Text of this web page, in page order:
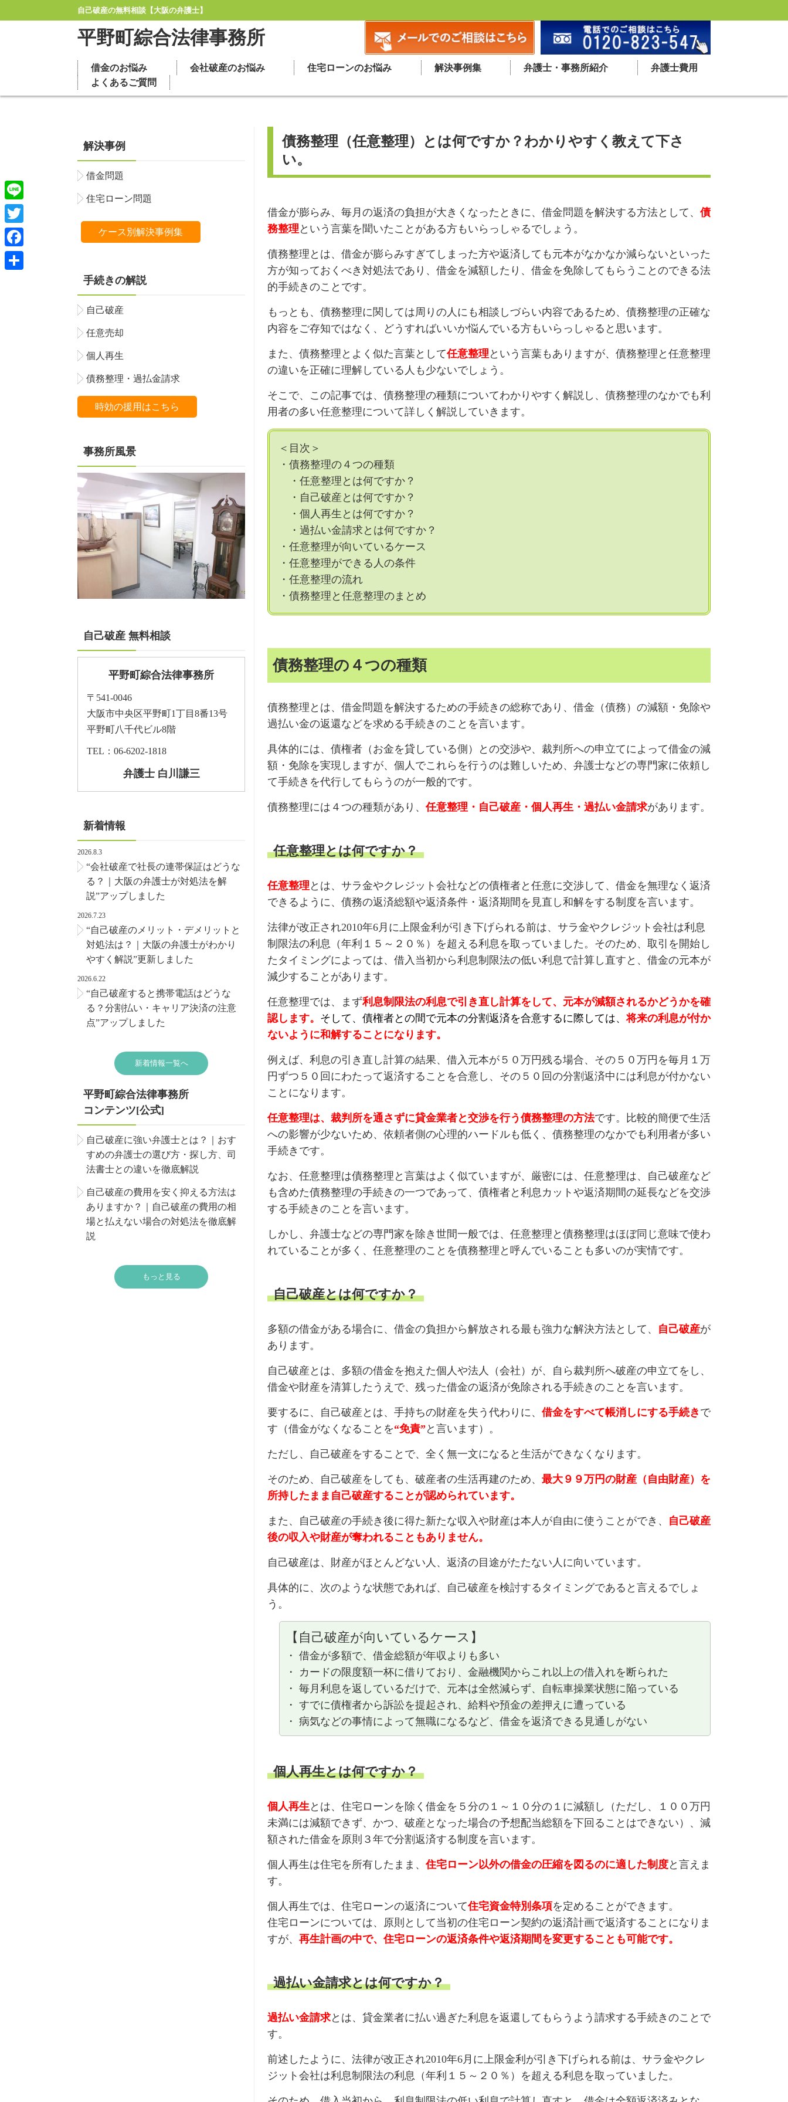
自己破産の無料相談【大阪の弁護士】
平野町綜合法律事務所
借金のお悩み 会社破産のお悩み 住宅ローンのお悩み 解決事例集 弁護士・事務所紹介
弁護士費用
よくあるご質問
債務整理（任意整理）とは何ですか？わかりやすく教えて下さ
い。
借金が膨らみ、毎月の返済の負担が大きくなったときに、借金問題を解決する方法として、 債
務整理 という言葉を聞いたことがある方もいらっしゃるでしょう。
債務整理とは、借金が膨らみすぎてしまった方や返済しても元本がなかなか減らないといった
方が知っておくべき対処法であり、借金を減額したり、借金を免除してもらうことのできる法
的手続きのことです。
もっとも、債務整理に関しては周りの人にも相談しづらい内容であるため、債務整理の正確な
内容をご存知ではなく、どうすればいいか悩んでいる方もいらっしゃると思います。
また、債務整理とよく似た言葉として任意整理 という言葉もありますが、債務整理と任意整理
の違いを正確に理解している人も少ないでしょう。
そこで、この記事では、債務整理の種類についてわかりやすく解説し、債務整理のなかでも利
用者の多い任意整理について詳しく解説していきます。
＜目次＞
・債務整理の４つの種類
・任意整理とは何ですか？
・自己破産とは何ですか？
・個人再生とは何ですか？
・過払い金請求とは何ですか？
・任意整理が向いているケース
・任意整理ができる人の条件
・任意整理の流れ
・債務整理と任意整理のまとめ
債務整理の４つの種類
債務整理とは、借金問題を解決するための手続きの総称であり、借金（債務）の減額・免除や
過払い金の返還などを求める手続きのことを言います。
具体的には、債権者（お金を貸している側）との交渉や、裁判所への申立てによって借金の減
額・免除を実現しますが、個人でこれらを行うのは難しいため、弁護士などの専門家に依頼し
て手続きを代行してもらうのが一般的です。
債務整理には４つの種類があり、任意整理・自己破産・個人再生・過払い金請求があります。
任意整理とは何ですか？
任意整理 とは、サラ金やクレジット会社などの債権者と任意に交渉して、借金を無理なく返済
できるように、債務の返済総額や返済条件・返済期間を見直し和解をする制度を言います。
法律が改正され2010年6月に上限金利が引き下げられる前は、サラ金やクレジット会社は利息
制限法の利息（年利１５～２０％）を超える利息を取っていました。そのため、取引を開始し
たタイミングによっては、借入当初から利息制限法の低い利息で計算し直すと、借金の元本が
減少することがあります。
任意整理では、まず利息制限法の利息で引き直し計算をして、元本が減額されるかどうかを確
認します。 そして、債権者との間で元本の分割返済を合意するに際しては、将来の利息が付か
ないように和解することになります。
例えば、利息の引き直し計算の結果、借入元本が５０万円残る場合、その５０万円を毎月１万
円ずつ５０回にわたって返済することを合意し、その５０回の分割返済中には利息が付かない
ことになります。
任意整理は、裁判所を通さずに貸金業者と交渉を行う債務整理の方法です。比較的簡便で生活
への影響が少ないため、依頼者側の心理的ハードルも低く、債務整理のなかでも利用者が多い
手続きです。
なお、任意整理は債務整理と言葉はよく似ていますが、厳密には、任意整理は、自己破産など
も含めた債務整理の手続きの一つであって、債権者と利息カットや返済期間の延長などを交渉
する手続きのことを言います。
しかし、弁護士などの専門家を除き世間一般では、任意整理と債務整理はほぼ同じ意味で使わ
れていることが多く、任意整理のことを債務整理と呼んでいることも多いのが実情です。
自己破産とは何ですか？
多額の借金がある場合に、借金の負担から解放される最も強力な解決方法として、 自己破産が
あります。
自己破産とは、多額の借金を抱えた個人や法人（会社）が、自ら裁判所へ破産の申立てをし、
借金や財産を清算したうえで、残った借金の返済が免除される手続きのことを言います。
要するに、自己破産とは、手持ちの財産を失う代わりに、 借金をすべて帳消しにする手続き で
す（借金がなくなることを“免責”と言います）。
ただし、自己破産をすることで、全く無一文になると生活ができなくなります。
そのため、自己破産をしても、破産者の生活再建のため、 最大９９万円の財産（自由財産）を
所持したまま自己破産することが認められています。
また、自己破産の手続き後に得た新たな収入や財産は本人が自由に使うことができ、 自己破産
後の収入や財産が奪われることもありません。
自己破産は、財産がほとんどない人、返済の目途がたたない人に向いています。
具体的に、次のような状態であれば、自己破産を検討するタイミングであると言えるでしょ
う。
【自己破産が向いているケース】
・ 借金が多額で、借金総額が年収よりも多い
・ カードの限度額一杯に借りており、金融機関からこれ以上の借入れを断られた
・ 毎月利息を返しているだけで、元本は全然減らず、自転車操業状態に陥っている
・ すでに債権者から訴訟を提起され、給料や預金の差押えに遭っている
・ 病気などの事情によって無職になるなど、借金を返済できる見通しがない
個人再生とは何ですか？
個人再生とは、住宅ローンを除く借金を５分の１～１０分の１に減額し（ただし、１００万円
未満には減額できず、かつ、破産となった場合の予想配当総額を下回ることはできない）、減
額された借金を原則３年で分割返済する制度を言います。
個人再生は住宅を所有したまま、住宅ローン以外の借金の圧縮を図るのに適した制度と言えま
す。
個人再生では、住宅ローンの返済について住宅資金特別条項を定めることができます。
住宅ローンについては、原則として当初の住宅ローン契約の返済計画で返済することになりま
すが、 再生計画の中で、住宅ローンの返済条件や返済期間を変更することも可能です。
過払い金請求とは何ですか？
過払い金請求とは、貸金業者に払い過ぎた利息を返還してもらうよう請求する手続きのことで
す。
前述したように、法律が改正され2010年6月に上限金利が引き下げられる前は、サラ金やクレ
ジット会社は利息制限法の利息（年利１５～２０％）を超える利息を取っていました。
解決事例
借金問題
住宅ローン問題
ケース別解決事例集
手続きの解説
自己破産
任意売却
個人再生
債務整理・過払金請求
時効の援用はこちら
事務所風景
自己破産 無料相談
平野町綜合法律事務所
〒541-0046
大阪市中央区平野町1丁目8番13号
平野町八千代ビル8階
TEL：06-6202-1818
弁護士 白川謙三
新着情報
2026.8.3
“会社破産で社長の連帯保証はどうな
る？｜大阪の弁護士が対処法を解
説”アップしました
2026.7.23
“自己破産のメリット・デメリットと
対処法は？｜大阪の弁護士がわかり
やすく解説”更新しました
2026.6.22
“自己破産すると携帯電話はどうな
る？分割払い・キャリア決済の注意
点”アップしました
新着情報一覧へ
平野町綜合法律事務所
コンテンツ[公式]
自己破産に強い弁護士とは？｜おす
すめの弁護士の選び方・探し方、司
法書士との違いを徹底解説
自己破産の費用を安く抑える方法は
ありますか？｜自己破産の費用の相
場と払えない場合の対処法を徹底解
説
もっと見る
Line
Twitter
Facebook